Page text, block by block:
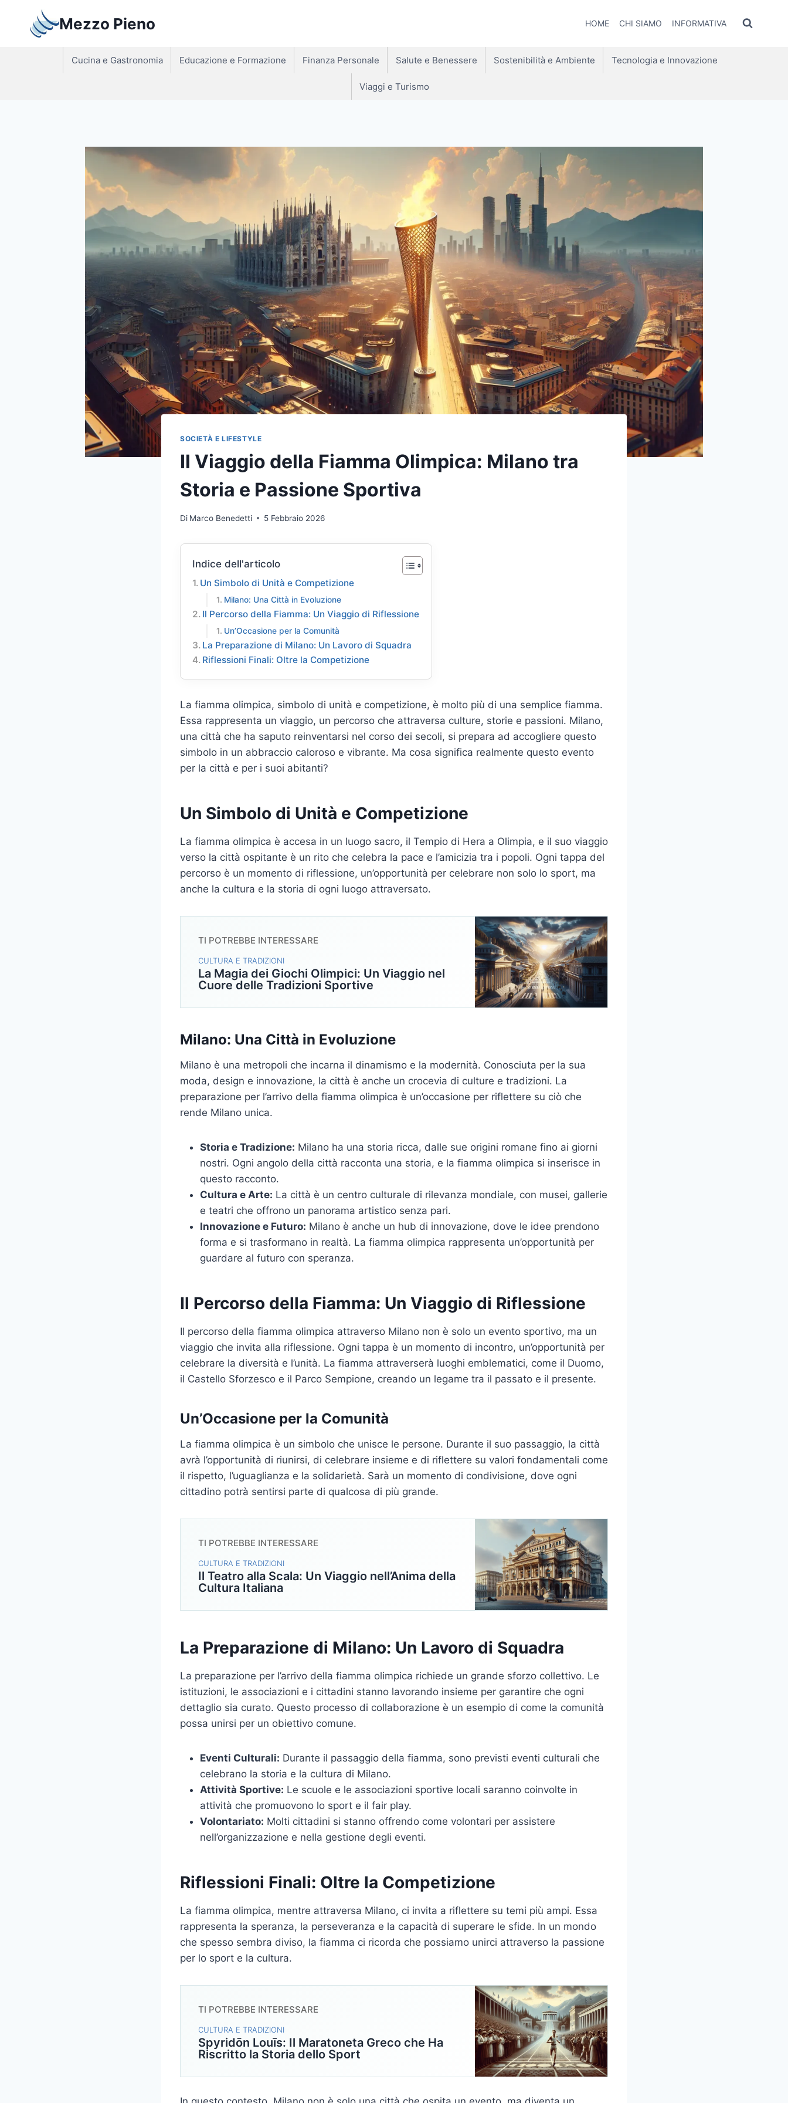
contenuto
Mezzo Pieno HOME CHI SIAMO INFORMATIVA
Cucina e Gastronomia Educazione e Formazione Finanza Personale Salute e Benessere Sostenibilità e Ambiente Tecnologia e Innovazione
Viaggi e Turismo
SOCIETÀ E LIFESTYLE
Il Viaggio della Fiamma Olimpica: Milano tra
Storia e Passione Sportiva
Di Marco Benedetti 5 Febbraio 2026
Indice dell'articolo
Un Simbolo di Unità e Competizione
Milano: Una Città in Evoluzione
Il Percorso della Fiamma: Un Viaggio di Riflessione
Un’Occasione per la Comunità
La Preparazione di Milano: Un Lavoro di Squadra
Riflessioni Finali: Oltre la Competizione
La fiamma olimpica, simbolo di unità e competizione, è molto più di una semplice fiamma.
Essa rappresenta un viaggio, un percorso che attraversa culture, storie e passioni. Milano,
una città che ha saputo reinventarsi nel corso dei secoli, si prepara ad accogliere questo
simbolo in un abbraccio caloroso e vibrante. Ma cosa significa realmente questo evento
per la città e per i suoi abitanti?
Un Simbolo di Unità e Competizione
La fiamma olimpica è accesa in un luogo sacro, il Tempio di Hera a Olimpia, e il suo viaggio
verso la città ospitante è un rito che celebra la pace e l’amicizia tra i popoli. Ogni tappa del
percorso è un momento di riflessione, un’opportunità per celebrare non solo lo sport, ma
anche la cultura e la storia di ogni luogo attraversato.
TI POTREBBE INTERESSARE
CULTURA E TRADIZIONI
La Magia dei Giochi Olimpici: Un Viaggio nel
Cuore delle Tradizioni Sportive
Milano: Una Città in Evoluzione
Milano è una metropoli che incarna il dinamismo e la modernità. Conosciuta per la sua
moda, design e innovazione, la città è anche un crocevia di culture e tradizioni. La
preparazione per l’arrivo della fiamma olimpica è un’occasione per riflettere su ciò che
rende Milano unica.
Storia e Tradizione: Milano ha una storia ricca, dalle sue origini romane fino ai giorni
nostri. Ogni angolo della città racconta una storia, e la fiamma olimpica si inserisce in
questo racconto.
Cultura e Arte: La città è un centro culturale di rilevanza mondiale, con musei, gallerie
e teatri che offrono un panorama artistico senza pari.
Innovazione e Futuro: Milano è anche un hub di innovazione, dove le idee prendono
forma e si trasformano in realtà. La fiamma olimpica rappresenta un’opportunità per
guardare al futuro con speranza.
Il Percorso della Fiamma: Un Viaggio di Riflessione
Il percorso della fiamma olimpica attraverso Milano non è solo un evento sportivo, ma un
viaggio che invita alla riflessione. Ogni tappa è un momento di incontro, un’opportunità per
celebrare la diversità e l’unità. La fiamma attraverserà luoghi emblematici, come il Duomo,
il Castello Sforzesco e il Parco Sempione, creando un legame tra il passato e il presente.
Un’Occasione per la Comunità
La fiamma olimpica è un simbolo che unisce le persone. Durante il suo passaggio, la città
avrà l’opportunità di riunirsi, di celebrare insieme e di riflettere su valori fondamentali come
il rispetto, l’uguaglianza e la solidarietà. Sarà un momento di condivisione, dove ogni
cittadino potrà sentirsi parte di qualcosa di più grande.
TI POTREBBE INTERESSARE
CULTURA E TRADIZIONI
Il Teatro alla Scala: Un Viaggio nell’Anima della
Cultura Italiana
La Preparazione di Milano: Un Lavoro di Squadra
La preparazione per l’arrivo della fiamma olimpica richiede un grande sforzo collettivo. Le
istituzioni, le associazioni e i cittadini stanno lavorando insieme per garantire che ogni
dettaglio sia curato. Questo processo di collaborazione è un esempio di come la comunità
possa unirsi per un obiettivo comune.
Eventi Culturali: Durante il passaggio della fiamma, sono previsti eventi culturali che
celebrano la storia e la cultura di Milano.
Attività Sportive: Le scuole e le associazioni sportive locali saranno coinvolte in
attività che promuovono lo sport e il fair play.
Volontariato: Molti cittadini si stanno offrendo come volontari per assistere
nell’organizzazione e nella gestione degli eventi.
Riflessioni Finali: Oltre la Competizione
La fiamma olimpica, mentre attraversa Milano, ci invita a riflettere su temi più ampi. Essa
rappresenta la speranza, la perseveranza e la capacità di superare le sfide. In un mondo
che spesso sembra diviso, la fiamma ci ricorda che possiamo unirci attraverso la passione
per lo sport e la cultura.
TI POTREBBE INTERESSARE
CULTURA E TRADIZIONI
Spyridōn Louīs: Il Maratoneta Greco che Ha
Riscritto la Storia dello Sport